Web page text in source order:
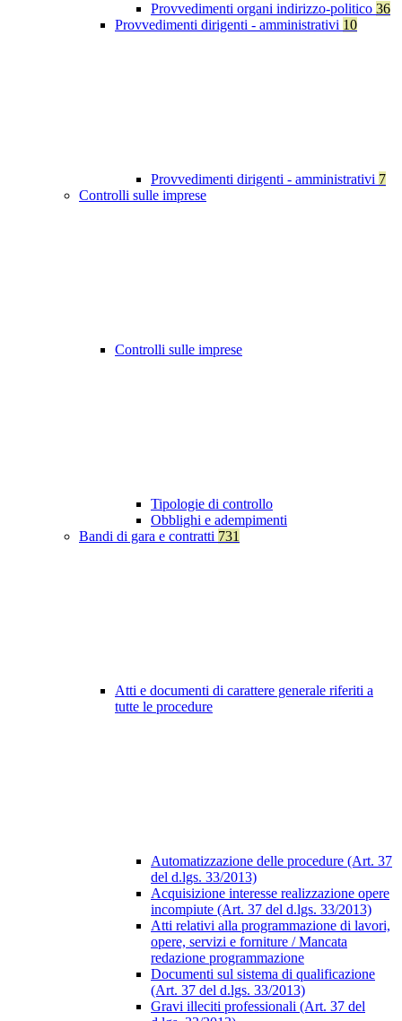
Provvedimenti organi indirizzo-politico 36
Provvedimenti dirigenti - amministrativi 10
Provvedimenti dirigenti - amministrativi 7
Controlli sulle imprese
Controlli sulle imprese
Tipologie di controllo
Obblighi e adempimenti
Bandi di gara e contratti 731
Atti e documenti di carattere generale riferiti a
tutte le procedure
Automatizzazione delle procedure (Art. 37
del d.lgs. 33/2013)
Acquisizione interesse realizzazione opere
incompiute (Art. 37 del d.lgs. 33/2013)
Atti relativi alla programmazione di lavori,
opere, servizi e forniture / Mancata
redazione programmazione
Documenti sul sistema di qualificazione
(Art. 37 del d.lgs. 33/2013)
Gravi illeciti professionali (Art. 37 del